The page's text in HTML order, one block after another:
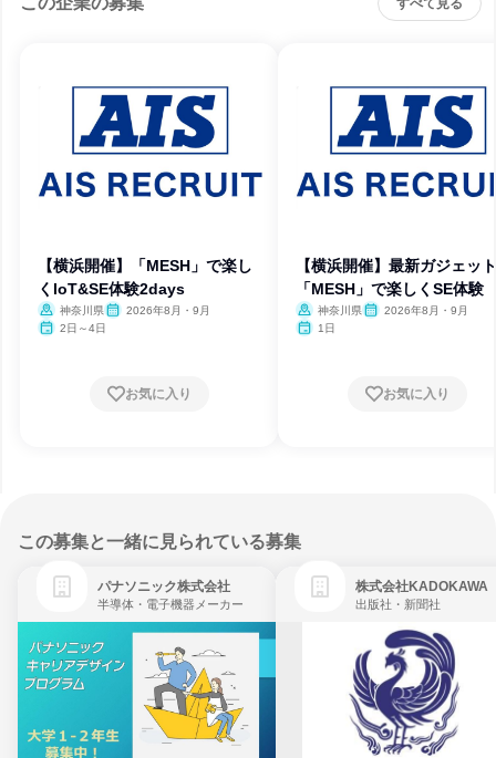
すべて見る
【横浜開催】「MESH」で楽し
くIoT&SE体験2days
神奈川県
2026年8月・9月
2日～4日
お気に入り
【横浜開催】最新ガジェット
「MESH」で楽しくSE体験
神奈川県
2026年8月・9月
1日
お気に入り
この募集と一緒に見られている募集
パナソニック株式会社
半導体・電子機器メーカー
株式会社KADOKAWA
出版社・新聞社